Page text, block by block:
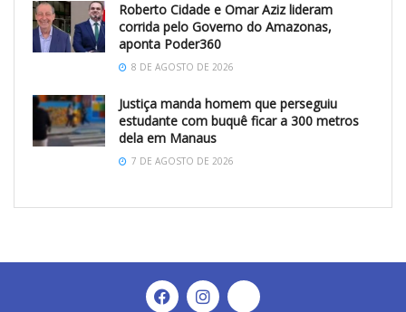
Roberto Cidade e Omar Aziz lideram
corrida pelo Governo do Amazonas,
aponta Poder360
8 DE AGOSTO DE 2026
Justiça manda homem que perseguiu
estudante com buquê ficar a 300 metros
dela em Manaus
7 DE AGOSTO DE 2026